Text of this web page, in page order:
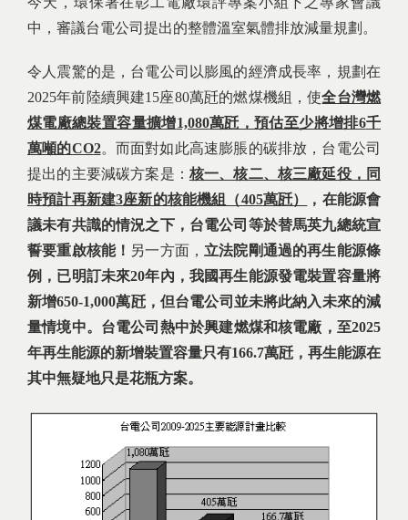
中，審議台電公司提出的整體溫室氣體排放減量規劃。
令人震驚的是，台電公司以膨風的經濟成長率，規劃在
2025年前陸續興建15座80萬瓩的燃煤機組，使全台灣燃
煤電廠總裝置容量擴增1,080萬瓩，預估至少將增排6千
萬噸的CO2。而面對如此高速膨脹的碳排放，台電公司
提出的主要減碳方案是： 核一、核二、核三廠延役，同
時預計再新建3座新的核能機組（405萬瓩）
，在能源會
議未有共識的情況之下， 台電公司等於替馬英九總統宣
誓要重啟核能！ 另一方面， 立法院剛通過的再生能源條
例，已明訂未來20年內，我國再生能源發電裝置容量將
新增650-1,000萬瓩，但台電公司並未將此納入未來的減
量情境中。台電公司熱中於興建燃煤和核電廠，至2025
年再生能源的新增裝置容量只有166.7萬瓩，再生能源在
其中無疑地只是花瓶方案。